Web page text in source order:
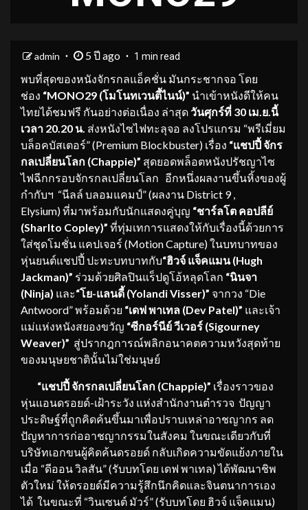
admin 5 ปี ago 1 min read
พบที่สุดของหนังจักรกลแอ็คชั่น มันกระชากจอ โดย
ช่อง “MONO29 (โมโนทเวนตี้ไนน์)” นำเข้าหนังดีให้คน
ไทยได้ชมฟรี กันอย่างต่อเนื่อง ล่าสุดวันศุกร์ที่ 30 เม.ย.นี้
เวลา 20.20 น. ส่งหนังไซไฟทะลุจอ ลงโปรแกรม “พรีเมี่ยม
บล็อคบัสเตอร์” (Premium Blockbuster) เรื่อง “แชปปี้ จักร
กลเปลี่ยนโลก (Chappie)” สุดยอดพล็อตหนังปรัชญาไซ
ไฟฉีกกรอบจักรกลเปลี่ยนโลก อีกหนึ่งผลงานขึ้นหิ้งของผู้
กำกับฯ “นีลล์ บลอมแคมป์” (ผลงาน District 9 ,
Elysium)ที่มาพร้อมกับนักแสดงคู่บุญ “ชาร์ลโต คอปลีย์
(Sharlto Copley)” ที่ทุ่มเทการแสดงให้กับเรื่องนี้ด้วยการ
ใส่ชุดโมชั่น แคปเจอร์ (Motion Capture) ในบทบาทของ
หุ่นยนต์แชปปี้ปะทะบทบาทกับ“ฮิวจ์ แจ็คแมน (Hugh
Jackman)” ร่วมด้วยศิลปินแร็ปดูโอ้หลุดโลก “นินจา
(Ninja) และ“โย-แลนดี้ (Yolandi Visser)” จากวง “Die
Antwoord” พร้อมด้วย “เดฟ พาเทล (Dev Patel)” และเจ้า
แม่แห่งหนังสยองขวัญ “ซีกอร์นีย์ วีเวอร์ (Sigourney
Weaver)” สู่ปรากฎการณ์พลิกอนาคตความหวังสุดท้าย
ของมนุษยชาตินั้นไม่ใช่มนุษย์
“แชปปี้ จักรกลเปลี่ยนโลก (Chappie)” เรื่องราวของ
หุ่นแอนดรอยด์-เฝ้าระวัง แห่งสำนักงานตำรวจ ปัญญา
ประดิษฐ์ที่ถูกคิดค้นขึ้นมาเพื่อปราบเหล่าอาชญากร ลด
ปัญหาการก่ออาชญากรรมในสังคม ในขณะเดียวกับที่
บริษัทเอกขนผู้คิดค้นดรอยด์ กลับเกิดความขัดแย้งภายใน
เมื่อ “ดีออน วิลสัน” (รับบทโดย เดฟ พาเทล) ได้พัฒนาชิพ
ตัวใหม่ ให้ดรอยด์มีความรู้สึกนึกคิดและจินตนาการเอง
ได้ ในขณะที่ “วินเซนต์ มัวร์” (รับบทโดย ฮิวจ์ แจ็คแมน)